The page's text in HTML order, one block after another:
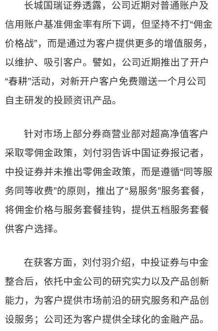
长城国瑞证券透露，公司近期对普通账户及
信用账户基准佣金率有所下调，但坚持不打“佣金
价格战”，而是通过为客户提供更多的增值服务，
以维护、吸引客户。譬如，公司近期推出了开户
“春耕”活动，对新开户客户免费赠送一个月公司
自主研发的投顾资讯产品。
针对市场上部分券商营业部对超高净值客户
采取零佣金政策，刘付羽告诉中国证券报记者，
中投证券并未推出零佣金政策，而是遵循“同等服
务同等收费”的原则，推出了“易服务”服务套餐，
将佣金价格与服务套餐挂钩，提供五档服务套餐
供客户选择。
在获客方面，刘付羽介绍，中投证券与中金
整合后，依托中金公司的研究实力以及产品创新
能力，为客户提供市场前沿的研究服务和产品创
设服务；公司还为客户提供全球化的金融产品。